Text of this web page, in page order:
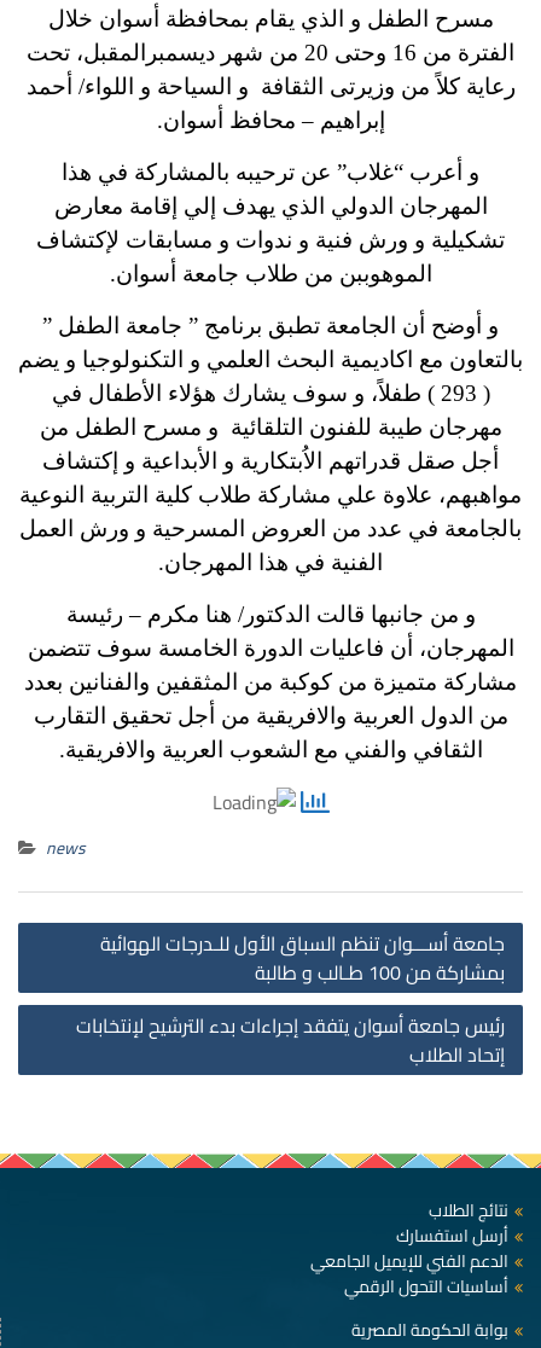
مسرح الطفل و الذي يقام بمحافظة أسوان خلال
الفترة من 16 وحتى 20 من شهر ديسمبرالمقبل، تحت
رعاية كلاً من وزيرتى الثقافة و السياحة و اللواء/ أحمد
إبراهيم – محافظ أسوان.
و أعرب “غلاب” عن ترحيبه بالمشاركة في هذا
المهرجان الدولي الذي يهدف إلي إقامة معارض
تشكيلية و ورش فنية و ندوات و مسابقات لإكتشاف
الموهوببن من طلاب جامعة أسوان.
و أوضح أن الجامعة تطبق برنامج ” جامعة الطفل ”
بالتعاون مع اكاديمية البحث العلمي و التكنولوجيا و يضم
( 293 ) طفلاً، و سوف يشارك هؤلاء الأطفال في
مهرجان طيبة للفنون التلقائية و مسرح الطفل من
أجل صقل قدراتهم الاُبتكارية و الأبداعية و إكتشاف
مواهبهم، علاوة علي مشاركة طلاب كلية التربية النوعية
بالجامعة في عدد من العروض المسرحية و ورش العمل
الفنية في هذا المهرجان.
و من جانبها قالت الدكتور/ هنا مكرم – رئيسة
المهرجان، أن فاعليات الدورة الخامسة سوف تتضمن
مشاركة متميزة من كوكبة من المثقفين والفنانين بعدد
من الدول العربية والافريقية من أجل تحقيق التقارب
الثقافي والفني مع الشعوب العربية والافريقية.
news
جامعة أســـوان تنظم السباق الأول للـدرجات الهوائية
بمشاركة من 100 طـالب و طالبة
رئيس جامعة أسوان يتفقد إجراءات بدء الترشيح لإنتخابات
إتحاد الطلاب
نتائج الطلاب
أرسل استفسارك
الدعم الفني للإيميل الجامعي
أساسيات التحول الرقمي
بوابة الحكومة المصرية